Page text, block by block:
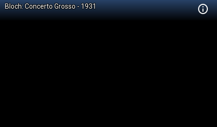
Bloch: Concerto Grosso - 1931